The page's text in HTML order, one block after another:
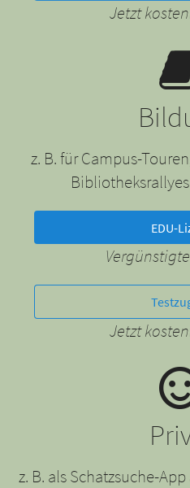
Jetzt
z. B. für Campus-
EDU-
Jetzt
z. B. als Schatzsuche-